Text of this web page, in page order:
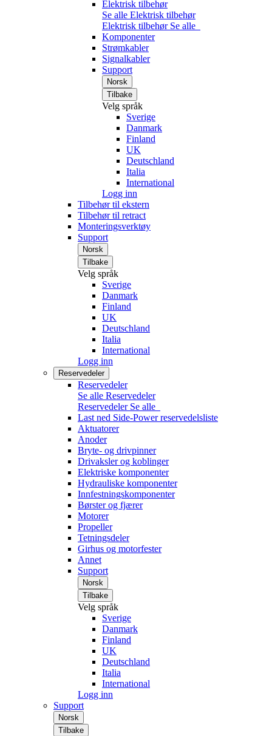
Elektrisk tilbehør
Se alle Elektrisk tilbehør
Elektrisk tilbehør Se alle
Komponenter
Strømkabler
Signalkabler
Support
Norsk
Tilbake
Velg språk
Sverige
Danmark
Finland
UK
Deutschland
Italia
International
Logg inn
Tilbehør til ekstern
Tilbehør til retract
Monteringsverktøy
Support
Norsk
Tilbake
Velg språk
Sverige
Danmark
Finland
UK
Deutschland
Italia
International
Logg inn
Reservedeler
Reservedeler
Se alle Reservedeler
Reservedeler Se alle
Last ned Side-Power reservedelsliste
Aktuatorer
Anoder
Bryte- og drivpinner
Drivaksler og koblinger
Elektriske komponenter
Hydrauliske komponenter
Innfestningskomponenter
Børster og fjærer
Motorer
Propeller
Tetningsdeler
Girhus og motorfester
Annet
Support
Norsk
Tilbake
Velg språk
Sverige
Danmark
Finland
UK
Deutschland
Italia
International
Logg inn
Support
Norsk
Tilbake